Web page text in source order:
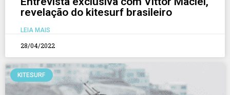
revelação do kitesurf brasileiro
LEIA MAIS
28/04/2022
KITESURF